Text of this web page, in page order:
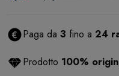
Paga da 3 fino a 24
Prodotto 100%